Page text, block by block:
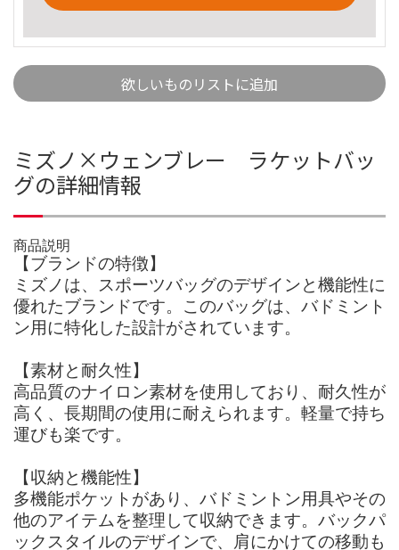
欲しいものリストに追加
ミズノ×ウェンブレー ラケットバッ
グの詳細情報
商品説明
【ブランドの特徴】
ミズノは、スポーツバッグのデザインと機能性に
優れたブランドです。このバッグは、バドミント
ン用に特化した設計がされています。
【素材と耐久性】
高品質のナイロン素材を使用しており、耐久性が
高く、長期間の使用に耐えられます。軽量で持ち
運びも楽です。
【収納と機能性】
多機能ポケットがあり、バドミントン用具やその
他のアイテムを整理して収納できます。バックパ
ックスタイルのデザインで、肩にかけての移動も